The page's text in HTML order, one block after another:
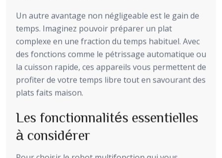
Un autre avantage non négligeable est le gain de
temps. Imaginez pouvoir préparer un plat
complexe en une fraction du temps habituel. Avec
des fonctions comme le pétrissage automatique ou
la cuisson rapide, ces appareils vous permettent de
profiter de votre temps libre tout en savourant des
plats faits maison.
Les fonctionnalités essentielles
à considérer